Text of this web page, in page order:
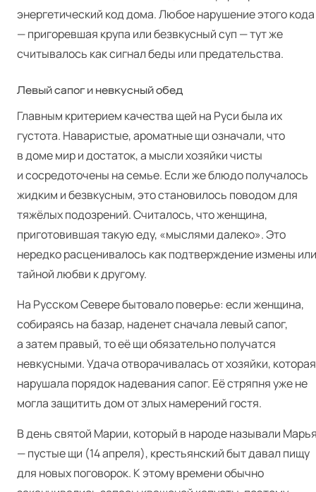
энергетический код дома. Любое нарушение этого кода
— пригоревшая крупа или безвкусный суп — тут же
считывалось как сигнал беды или предательства.
Левый сапог и невкусный обед
Главным критерием качества щей на Руси была их
густота. Наваристые, ароматные щи означали, что
в доме мир и достаток, а мысли хозяйки чисты
и сосредоточены на семье. Если же блюдо получалось
жидким и безвкусным, это становилось поводом для
тяжёлых подозрений. Считалось, что женщина,
приготовившая такую еду, «мыслями далеко». Это
нередко расценивалось как подтверждение измены или
тайной любви к другому.
На Русском Севере бытовало поверье: если женщина,
собираясь на базар, наденет сначала левый сапог,
а затем правый, то её щи обязательно получатся
невкусными. Удача отворачивалась от хозяйки, которая
нарушала порядок надевания сапог. Её стряпня уже не
могла защитить дом от злых намерений гостя.
В день святой Марии, который в народе называли
— пустые щи (14 апреля), крестьянский быт давал пищу
для новых поговорок. К этому времени обычно